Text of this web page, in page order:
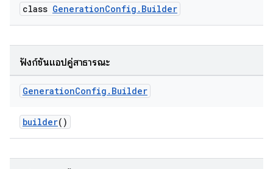
class GenerationConfig.Builder
ฟังก์ชันแอปคู่สาธารณะ
GenerationConfig . Builder
builder()